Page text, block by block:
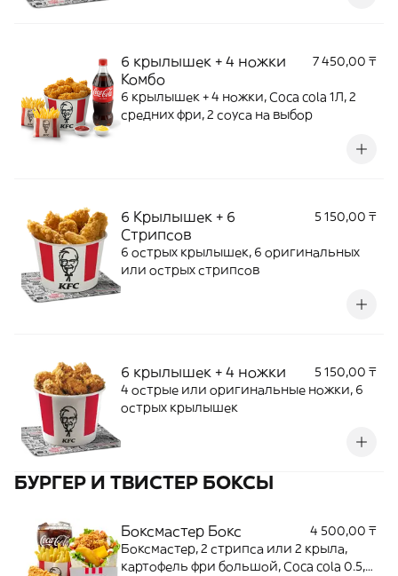
6 крылышек + 4 ножки
Комбо
7 450,00 ₸
6 крылышек + 4 ножки, Coca cola 1Л, 2
средних фри, 2 соуса на выбор
6 Крылышек + 6
Стрипсов
5 150,00 ₸
6 острых крылышек, 6 оригинальных
или острых стрипсов
6 крылышек + 4 ножки
5 150,00 ₸
4 острые или оригинальные ножки, 6
острых крылышек
БУРГЕР И ТВИСТЕР БОКСЫ
Боксмастер Бокс
4 500,00 ₸
Боксмастер, 2 стрипса или 2 крыла,
картофель фри большой, Coca cola 0.5,1